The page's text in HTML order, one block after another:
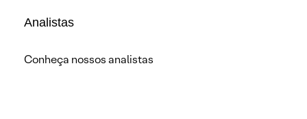
Analistas
Conheça nossos analistas